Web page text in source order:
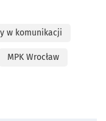
w komunikacji
MPK Wrocław